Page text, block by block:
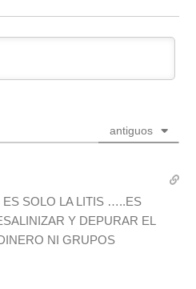
antiguos
SOLO LA LITIS …..ES
Y DEPURAR EL
NI GRUPOS